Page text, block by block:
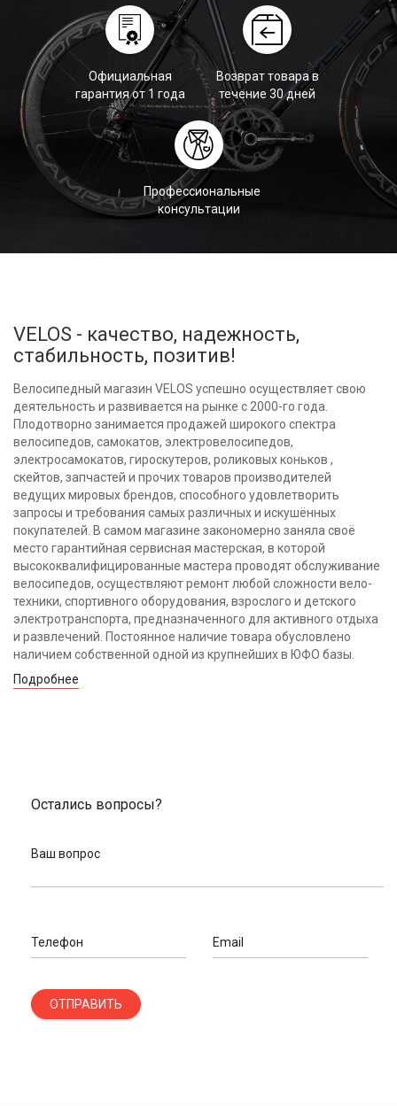
Официальная
гарантия от 1 года
Возврат товара в
течение 30 дней
Профессиональные
консультации
VELOS - качество, надежность,
стабильность, позитив!
Велосипедный магазин VELOS успешно осуществляет свою
деятельность и развивается на рынке с 2000-го года.
Плодотворно занимается продажей широкого спектра
велосипедов, самокатов, электровелосипедов,
электросамокатов, гироскутеров, роликовых коньков ,
скейтов, запчастей и прочих товаров производителей
ведущих мировых брендов, способного удовлетворить
запросы и требования самых различных и искушённых
покупателей. В самом магазине закономерно заняла своё
место гарантийная сервисная мастерская, в которой
высококвалифицированные мастера проводят обслуживание
велосипедов, осуществляют ремонт любой сложности вело-
техники, спортивного оборудования, взрослого и детского
электротранспорта, предназначенного для активного отдыха
и развлечений. Постоянное наличие товара обусловлено
наличием собственной одной из крупнейших в ЮФО базы.
Подробнее
Остались вопросы?
Ваш вопрос
Телефон Email
ОТПРАВИТЬ